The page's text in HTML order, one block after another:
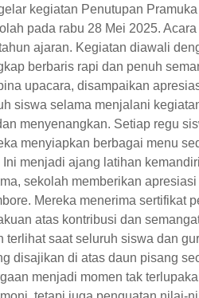
kegiatan Penutupan
pada rabu 28 Mei 2025.
ajaran. Kegiatan diawali
berbaris rapi dan penuh
upacara, disampaikan
siswa selama menjalani
menyenangkan. Setiap regu
menyiapkan berbagai menu
Ini menjadi ajang latihan
sekolah memberikan
Mereka menerima sertifikat
atas kontribusi dan
terlihat saat seluruh siswa dan
disajikan di atas daun pisang
menjadi momen tak